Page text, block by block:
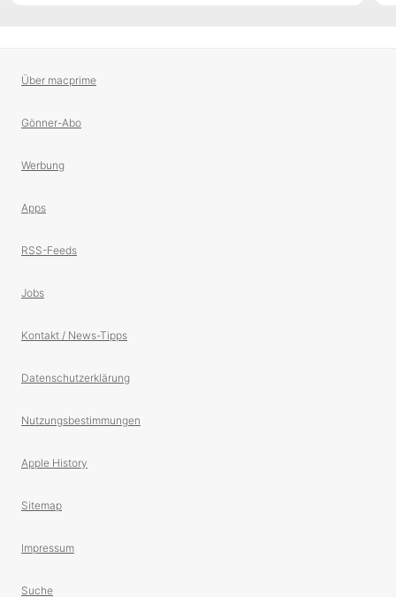
Über macprime
Gönner-Abo
Werbung
Apps
RSS-Feeds
Jobs
Kontakt / News-Tipps
Datenschutzerklärung
Nutzungsbestimmungen
Apple History
Sitemap
Impressum
Suche